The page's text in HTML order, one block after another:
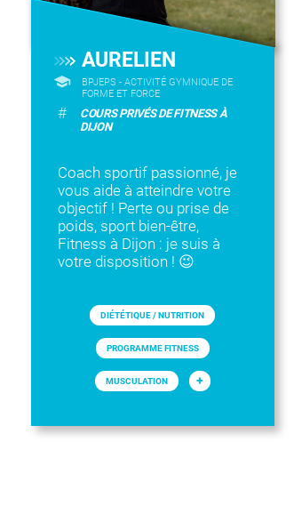
AURELIEN
BPJEPS - ACTIVITÉ GYMNIQUE DE
FORME ET FORCE
#
COURS PRIVÉS DE FITNESS À
DIJON
Coach sportif passionné, je
vous aide à atteindre votre
objectif ! Perte ou prise de
poids, sport bien-être,
Fitness à Dijon : je suis à
votre disposition ! 😉
DIÉTÉTIQUE / NUTRITION
PROGRAMME FITNESS
MUSCULATION +